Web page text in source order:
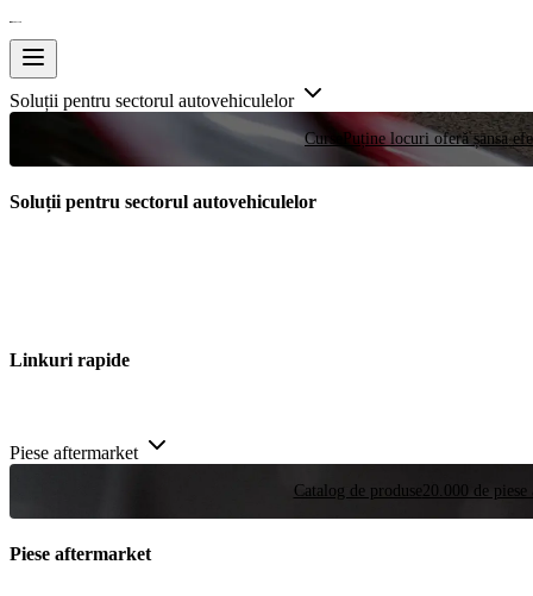
Soluții pentru sectorul autovehiculelor
Curse Puține locuri oferă șansa
Soluții pentru sectorul autovehiculelor
Linkuri rapide
Piese aftermarket
Catalog de produse 20.000 de
Piese aftermarket